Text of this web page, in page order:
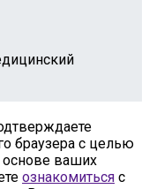
браузера с целью
основе ваших
ознакомиться с